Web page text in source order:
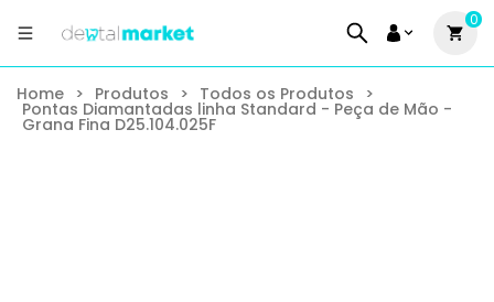
0
Home > Produtos > Todos os Produtos >
Pontas Diamantadas linha Standard - Peça de Mão -
Grana Fina D25.104.025F